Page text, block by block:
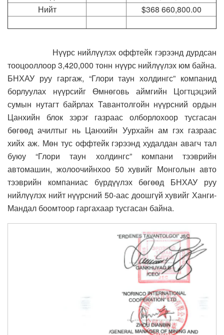
Нийт
$368 660,800.00
Нүүрс нийлүүлэх оффтейк гэрээнд дурдсан
тооцооллоор 3,420,000 тонн нүүрс нийлүүлэх юм байна.
БНХАУ руу гаргаж, “Глори таун холдингс” компанид
борлуулах нүүрсийг Өмнөговь аймгийн Цогтцэцэий
сумын нутагт байрлах Тавантолгойн нүүрсний ордын
Цанхийн блок зэрэг газраас олборлохоор тусгасан
бөгөөд ачилтыг нь Цанхийн Уурхайн ам гэх газраас
хийх аж. Мөн тус оффтейк гэрээнд худалдан авагч тал
буюу “Глори таун холдингс” компани тээврийн
автомашин, жолоочийнхоо 50 хувийг Монголын авто
тээврийн компаниас бүрдүүлэх бөгөөд БНХАУ руу
нийлүүлэх нийт нүүрсний 50-аас доошгүй хувийг Ханги-
Мандал боомтоор гаргахаар тусгасан байна.